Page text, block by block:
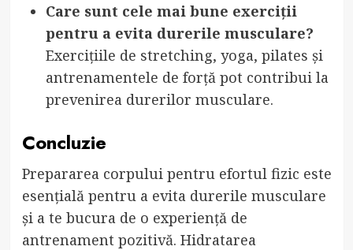
Care sunt cele mai bune exerciții
pentru a evita durerile musculare?
Exercițiile de stretching, yoga, pilates și
antrenamentele de forță pot contribui la
prevenirea durerilor musculare.
Concluzie
Prepararea corpului pentru efortul fizic este
esențială pentru a evita durerile musculare
și a te bucura de o experiență de
antrenament pozitivă. Hidratarea